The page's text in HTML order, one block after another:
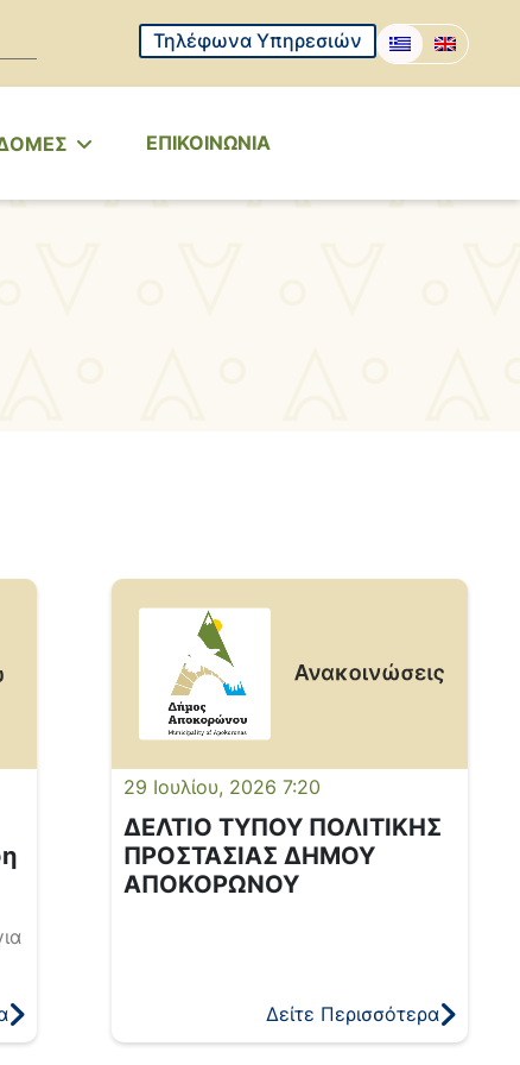
Τηλέφωνα Υπηρεσιών
ΕΠΙΚΟΙΝΩΝΙΑ
29 Ιουλίου, 2026 7:20
ΔΕΛΤΙΟ ΤΥΠΟΥ ΠΟΛΙΤΙΚΗΣ
ΠΡΟΣΤΑΣΙΑΣ ΔΗΜΟΥ
ΑΠΟΚΟΡΩΝΟΥ
Δείτε Περισσότερα